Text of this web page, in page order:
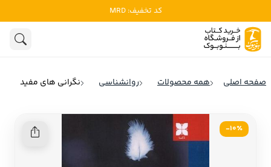
کد تخفیف: MRD
ادبیات
تاریخ و سیاست
ادبیات انگلیس
ادبیات فرانسه
ادبیات ایتالیا
صفحه اصلی همه محصولات روانشناسی نگرانی های مفید
10٪-